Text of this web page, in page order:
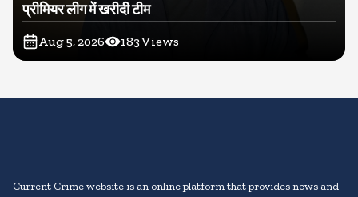
प्रीमियर लीग में खरीदी टीम
Aug 5, 2026 183Views
Current Crime website is an online platform that provides news and